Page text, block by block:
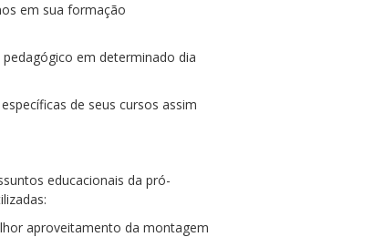
em sua formação
em determinado dia
de seus cursos assim
educacionais da pró-
aproveitamento da montagem